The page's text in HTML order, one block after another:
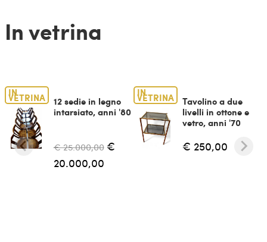
In vetrina
IN
VETRINA
12 sedie in legno
intarsiato, anni '80
€ 25.000,00 €
20.000,00
IN
VETRINA
Tavolino a due
livelli in ottone e
vetro, anni '70
€ 250,00